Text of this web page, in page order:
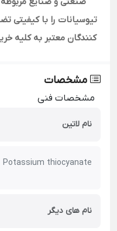
تیوسیانات را با کیفیتی
کنندگان معتبر به کلیه
مشخصات
مشخصات فنی
نام لاتین
Potassium thiocyanate
نام های دیگر